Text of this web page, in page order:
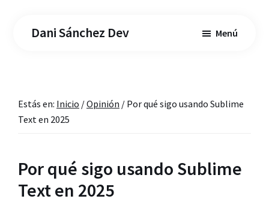
Dani Sánchez Dev Menú
Estás en: Inicio /Opinión / Por qué sigo usando Sublime
Text en 2025
Por qué sigo usando Sublime
Text en 2025